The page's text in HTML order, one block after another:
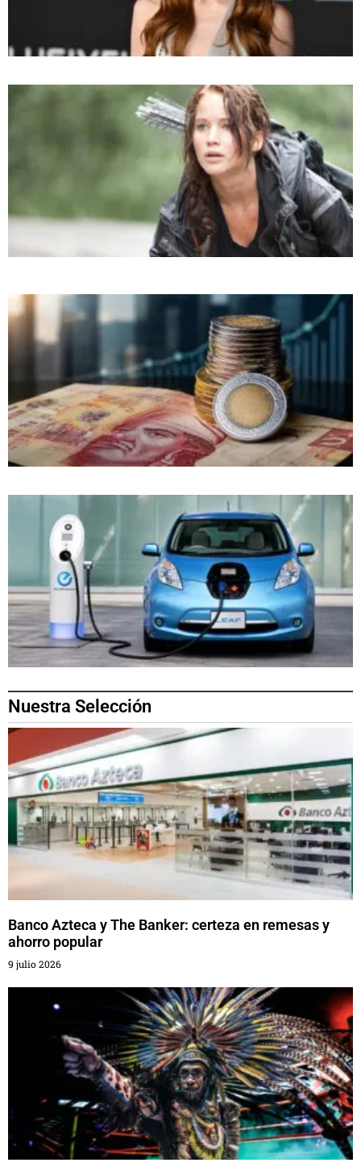
Nuestra Selección
Banco Azteca y The Banker: certeza en remesas y
ahorro popular
9 julio 2026